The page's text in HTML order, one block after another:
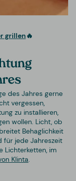
grillen🔥
des Jahres gerne
vergessen,
zu installieren,
wollen. Licht, ob
Behaglichkeit
für jede Jahreszeit
Lichterketten, im
Klinta.